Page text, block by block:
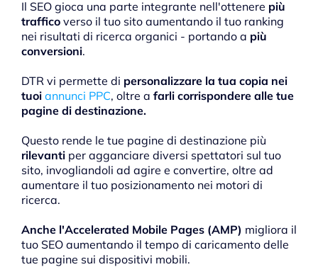
Il SEO gioca una parte integrante nell'ottenere più
traffico verso il tuo sito aumentando il tuo ranking
nei risultati di ricerca organici - portando a più
conversioni.
DTR vi permette di personalizzare la tua copia nei
tuoi annunci PPC, oltre a farli corrispondere alle tue
pagine di destinazione.
Questo rende le tue pagine di destinazione più
rilevanti per agganciare diversi spettatori sul tuo
sito, invogliandoli ad agire e convertire, oltre ad
aumentare il tuo posizionamento nei motori di
ricerca.
Anche l'Accelerated Mobile Pages (AMP) migliora il
tuo SEO aumentando il tempo di caricamento delle
tue pagine sui dispositivi mobili.